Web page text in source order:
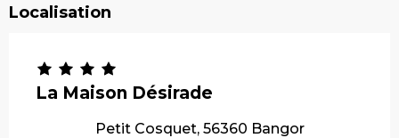
Localisation
La Maison Désirade
Petit Cosquet, 56360 Bangor